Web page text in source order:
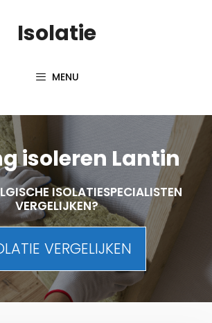
Isolatie
MENU
isoleren Lantin
ISOLATIESPECIALISTEN
VERGELIJKEN?
VERGELIJKEN